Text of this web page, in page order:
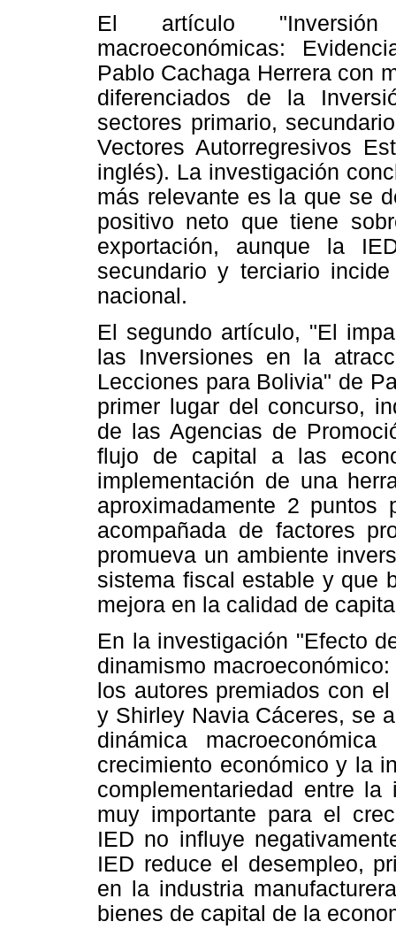
El artículo "Inversión
macroeconómicas:
Pablo Cachaga Herrera con
diferenciados de la
sectores primario,
Vectores Autorregresivos
inglés). La investigación
más relevante es la que se
positivo neto que tiene
exportación, aunque la
secundario y terciario
nacional.
El segundo artículo, "El
las Inversiones en la
Lecciones para Bolivia" de
primer lugar del concurso,
de las Agencias de
flujo de capital a las
implementación de una
aproximadamente 2 puntos
acompañada de factores
promueva un ambiente
sistema fiscal estable y que
mejora en la calidad de
En la investigación "Efecto
dinamismo
los autores premiados con
y Shirley Navia Cáceres, se
dinámica
crecimiento económico y la
complementariedad entre
muy importante para el
IED no influye
IED reduce el desempleo,
en la industria
bienes de capital de la